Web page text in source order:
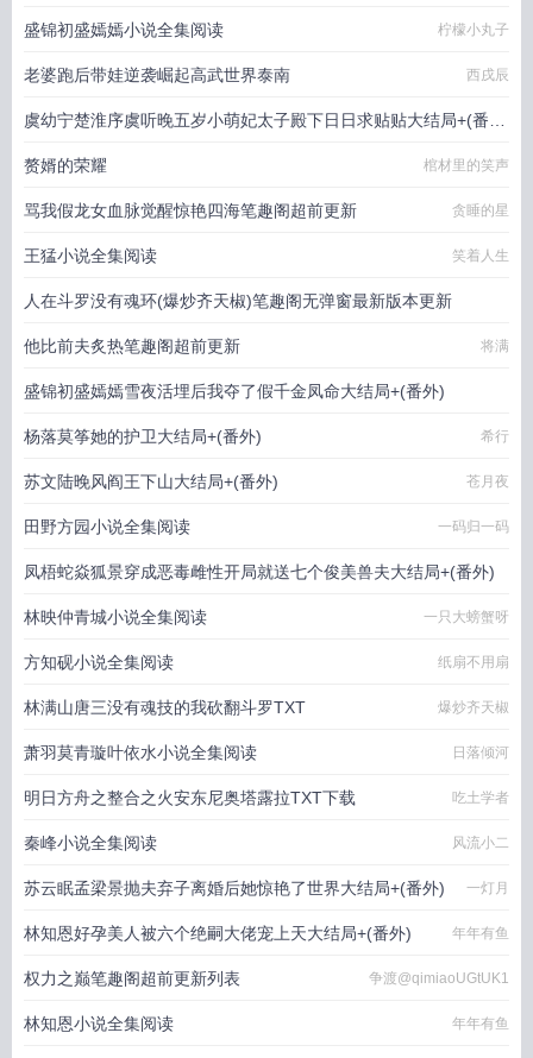
盛锦初盛嫣嫣小说全集阅读 柠檬小丸子
老婆跑后带娃逆袭崛起高武世界泰南 西戌辰
虞幼宁楚淮序虞听晚五岁小萌妃太子殿下日日求贴贴大结局+(番
外) 幻想鱼
赘婿的荣耀 棺材里的笑声
骂我假龙女血脉觉醒惊艳四海笔趣阁超前更新 贪睡的星
王猛小说全集阅读 笑着人生
人在斗罗没有魂环(爆炒齐天椒)笔趣阁无弹窗最新版本更新
爆炒齐天椒
他比前夫炙热笔趣阁超前更新 将满
盛锦初盛嫣嫣雪夜活埋后我夺了假千金凤命大结局+(番外)
柠檬小丸子
杨落莫筝她的护卫大结局+(番外) 希行
苏文陆晚风阎王下山大结局+(番外) 苍月夜
田野方园小说全集阅读 一码归一码
凤梧蛇焱狐景穿成恶毒雌性开局就送七个俊美兽夫大结局+(番外)
甘遂
林映仲青城小说全集阅读 一只大螃蟹呀
方知砚小说全集阅读 纸扇不用扇
林满山唐三没有魂技的我砍翻斗罗TXT 爆炒齐天椒
萧羽莫青璇叶依水小说全集阅读 日落倾河
明日方舟之整合之火安东尼奥塔露拉TXT下载 吃土学者
秦峰小说全集阅读 风流小二
苏云眠孟梁景抛夫弃子离婚后她惊艳了世界大结局+(番外) 一灯月
林知恩好孕美人被六个绝嗣大佬宠上天大结局+(番外) 年年有鱼
权力之巅笔趣阁超前更新列表 争渡@qimiaoUGtUK1
林知恩小说全集阅读 年年有鱼